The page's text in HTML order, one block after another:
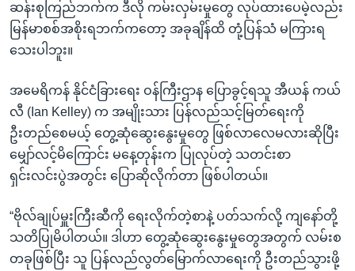
ဆန်းစုကြည်ဘက်က ဒီလို ကမ်းလှမ်းမှုတွေ လုပ်ထားပေမဲ့လည်း
မြန်မာစစ်အစိုးရဘက်ကတော့ အခုချိန်ထိ တုံ့ပြန်သံ မကြားရ
သေးပါဘူး။
အမေရိကန် နိုင်ငံခြားရေး ဝန်ကြီးဌာန ပြောခွင့်ရသူ အီယန် ကယ်
လီ (Ian Kelley) က အမျိုးသား ပြန်လည်သင့်မြတ်ရေးကို
ဦးတည်စေမယ့် တွေ့ဆုံဆွေးနွေးမှုတွေ ဖြစ်လာလေမလားဆိုပြီး
မျှော်လင့်မိကြောင်း မနေ့တုန်းက ပြုလုပ်တဲ့ သတင်းစာ
ရှင်းလင်းပွဲအတွင်း ပြောဆိုလိုက်တာ ဖြစ်ပါတယ်။
“ဗိုလ်ချုပ်မှူးကြီးဆီကို ရေးလိုက်တဲ့စာနဲ့ ပတ်သက်လို့ ကျနော်တို့
သတိပြုမိပါတယ်။ ဒါဟာ တွေ့ဆုံဆွေးနွေးမှုတွေအတွက် လမ်းစ
တခုဖြစ်ပြီး သူ ပြန်လည်လွတ်မြောက်လာရေးကို ဦးတည်သွားဖို့